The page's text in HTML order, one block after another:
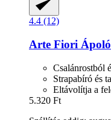
4.4 (12)
Arte Fiori
Csalánrostból
Strapabíró és
Eltávolítja a
5.320 Ft